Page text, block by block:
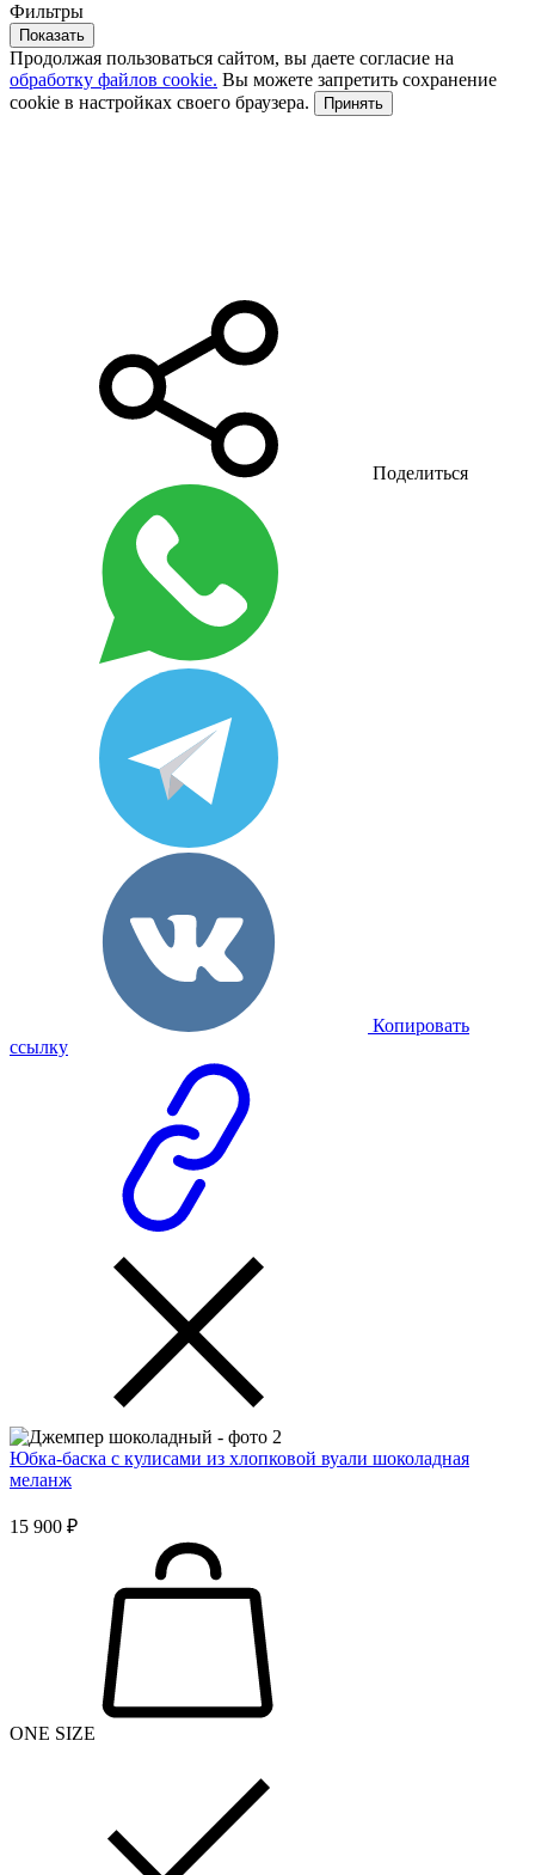
Фильтры
Показать
Продолжая пользоваться сайтом, вы даете согласие на
обработку файлов cookie. Вы можете запретить сохранение
cookie в настройках своего браузера.
Принять
Поделиться
Копировать
ссылку
Юбка-баска с кулисами из хлопковой вуали шоколадная
меланж
15 900 ₽
ONE SIZE